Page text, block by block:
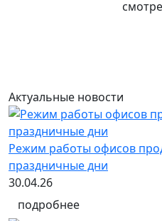
Актуальные новости
Режим работы офисов
праздничные дни
30.04.26
подробнее